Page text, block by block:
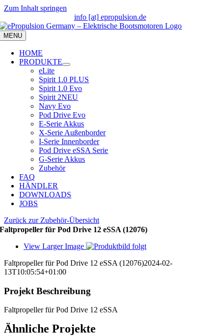
Zum Inhalt springen
info [at] epropulsion.de
MENU
HOME
PRODUKTE
eLite
Spirit 1.0 PLUS
Spirit 1.0 Evo
Spirit 2NEU
Navy Evo
Pod Drive Evo
E-Serie Akkus
X-Serie Außenborder
I-Serie Innenborder
Pod Drive eSSA Serie
G-Serie Akkus
Zubehör
FAQ
HÄNDLER
DOWNLOADS
JOBS
Zurück zur Zubehör-Übersicht
Faltpropeller für Pod Drive 12 eSSA (12076)
View Larger Image
Faltpropeller für Pod Drive 12 eSSA (12076)2024-02-
13T10:05:54+01:00
Projekt Beschreibung
Faltpropeller für Pod Drive 12 eSSA
Ähnliche Projekte